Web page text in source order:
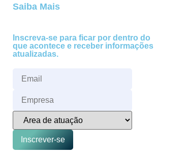
Saiba Mais
Inscreva-se para ficar por dentro do
que acontece e receber informações
atualizadas.
Inscrever-se